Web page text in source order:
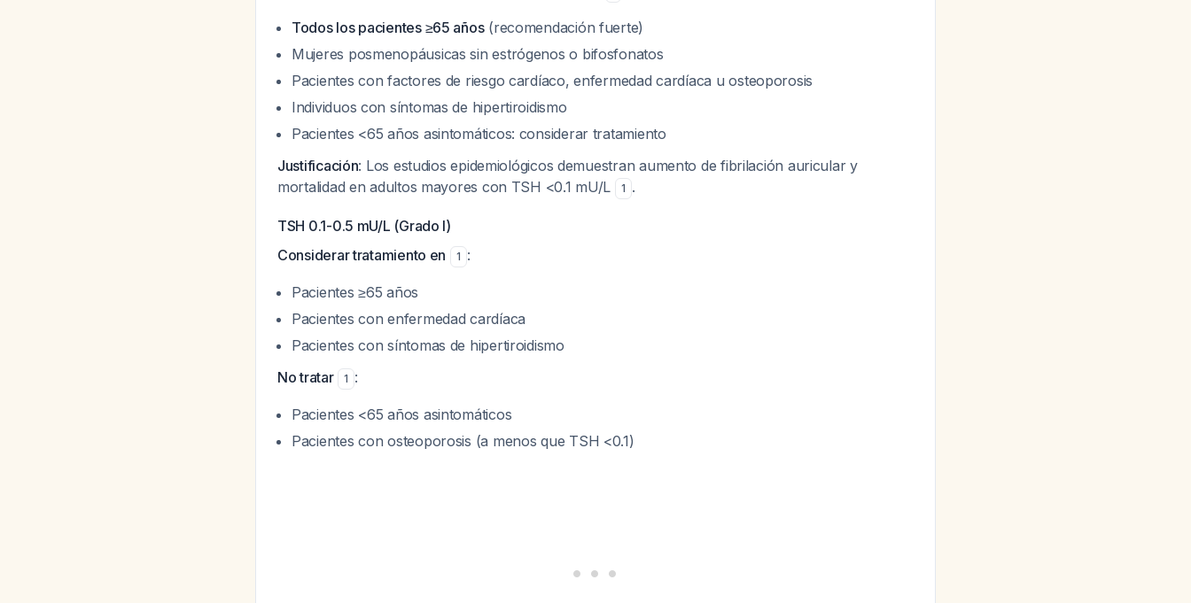
Todos los pacientes ≥65 años(recomendación fuerte)
Mujeres posmenopáusicas sin estrógenos o bifosfonatos
Pacientes con factores de riesgo cardíaco, enfermedad cardíaca u osteoporosis
Individuos con síntomas de hipertiroidismo
Pacientes <65 años asintomáticos: considerar tratamiento
Justificación: Los estudios epidemiológicos demuestran aumento de fibrilación auricular y
mortalidad en adultos mayores con TSH <0.1 mU/L
1 .
TSH 0.1-0.5 mU/L (Grado I)
Considerar tratamiento en
1 :
Pacientes ≥65 años
Pacientes con enfermedad cardíaca
Pacientes con síntomas de hipertiroidismo
No tratar
1 :
Pacientes <65 años asintomáticos
Pacientes con osteoporosis (a menos que TSH <0.1)